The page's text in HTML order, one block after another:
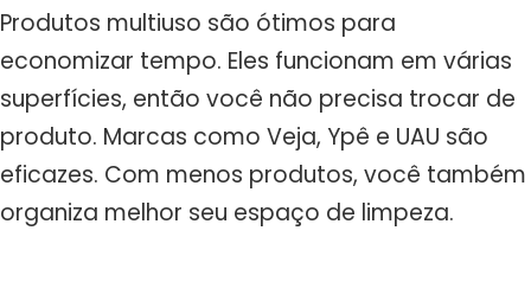
Produtos multiuso são ótimos para
economizar tempo. Eles funcionam em várias
superfícies, então você não precisa trocar de
produto. Marcas como Veja, Ypê e UAU são
eficazes. Com menos produtos, você também
organiza melhor seu espaço de limpeza.